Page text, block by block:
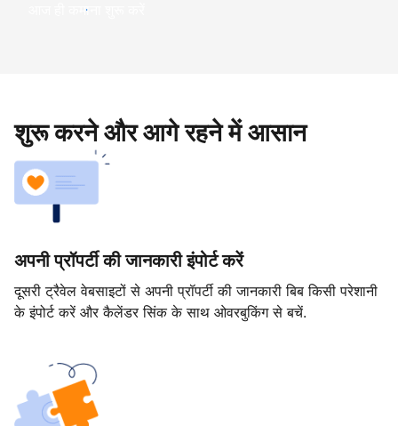
आज ही कमाना शुरू करें
शुरू करने और आगे रहने में आसान
अपनी प्रॉपर्टी की जानकारी इंपोर्ट करें
दूसरी ट्रैवेल वेबसाइटों से अपनी प्रॉपर्टी की जानकारी बिब किसी परेशानी
के इंपोर्ट करें और कैलेंडर सिंक के साथ ओवरबुकिंग से बचें.